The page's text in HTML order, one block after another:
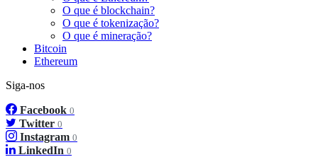
O que é blockchain?
O que é tokenização?
O que é mineração?
Bitcoin
Ethereum
Siga-nos
Facebook 0
Twitter 0
Instagram 0
LinkedIn 0